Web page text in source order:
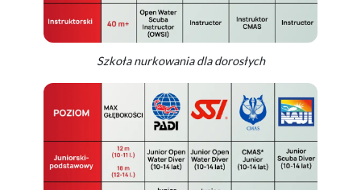
Szkoła nurkowania dla dorosłych